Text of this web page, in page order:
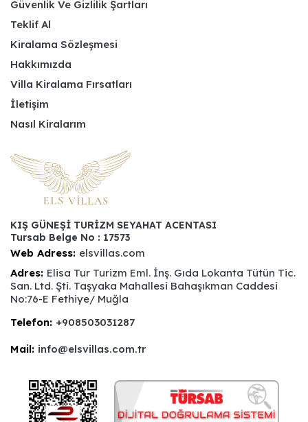
Güvenlik Ve Gizlilik Şartları
Teklif Al
Kiralama Sözleşmesi
Hakkımızda
Villa Kiralama Fırsatları
İletişim
Nasıl Kiralarım
KIŞ GÜNEŞİ TURİZM SEYAHAT ACENTASI
Tursab Belge No : 17573
Web Adress: elsvillas.com
Adres: Elisa Tur Turizm Eml. İnş. Gıda Lokanta Tütün Tic.
San. Ltd. Şti. Taşyaka Mahallesi Bahaşıkman Caddesi
No:76-E Fethiye/ Muğla
Telefon: +908503031287
Mail: info@elsvillas.com.tr